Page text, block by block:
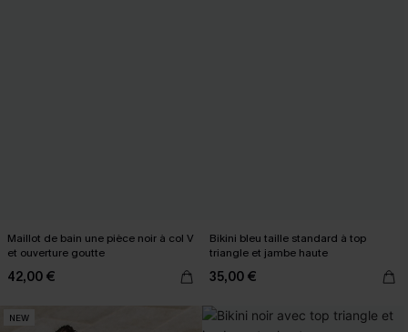
Maillot de bain une pièce noir à col V
et ouverture goutte
42,00 €
Bikini bleu taille standard à top
triangle et jambe haute
35,00 €
NEW